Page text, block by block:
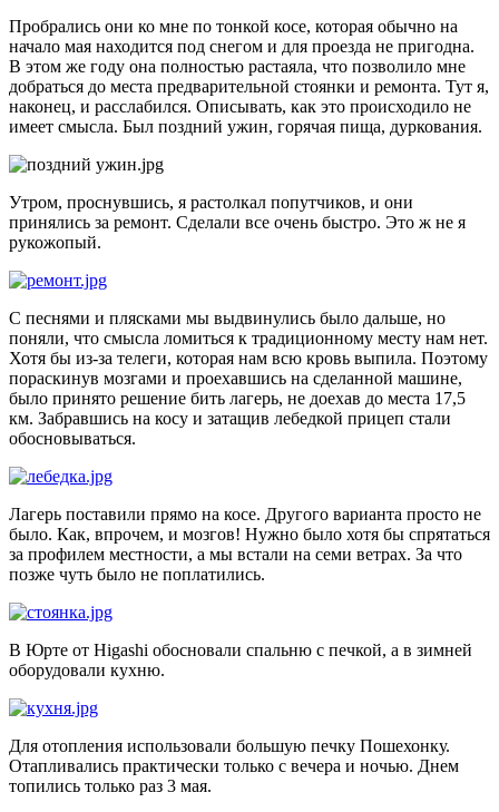
Пробрались они ко мне по тонкой косе, которая обычно на
начало мая находится под снегом и для проезда не пригодна.
В этом же году она полностью растаяла, что позволило мне
добраться до места предварительной стоянки и ремонта. Тут я,
наконец, и расслабился. Описывать, как это происходило не
имеет смысла. Был поздний ужин, горячая пища, дуркования.
Утром, проснувшись, я растолкал попутчиков, и они
принялись за ремонт. Сделали все очень быстро. Это ж не я
рукожопый.
С песнями и плясками мы выдвинулись было дальше, но
поняли, что смысла ломиться к традиционному месту нам нет.
Хотя бы из-за телеги, которая нам всю кровь выпила. Поэтому
пораскинув мозгами и проехавшись на сделанной машине,
было принято решение бить лагерь, не доехав до места 17,5
км. Забравшись на косу и затащив лебедкой прицеп стали
обосновываться.
Лагерь поставили прямо на косе. Другого варианта просто не
было. Как, впрочем, и мозгов! Нужно было хотя бы спрятаться
за профилем местности, а мы встали на семи ветрах. За что
позже чуть было не поплатились.
В Юрте от Higashi обосновали спальню с печкой, а в зимней
оборудовали кухню.
Для отопления использовали большую печку Пошехонку.
Отапливались практически только с вечера и ночью. Днем
топились только раз 3 мая.